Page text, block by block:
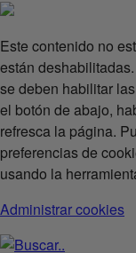
Este contenido no
están
se deben habilitar
el botón de abajo,
refresca la página.
preferencias de
usando la
Administrar cookies